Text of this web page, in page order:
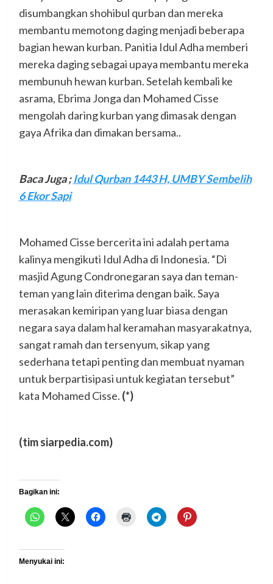
disumbangkan shohibul qurban dan mereka
membantu memotong daging menjadi beberapa
bagian hewan kurban. Panitia Idul Adha memberi
mereka daging sebagai upaya membantu mereka
membunuh hewan kurban. Setelah kembali ke
asrama, Ebrima Jonga dan Mohamed Cisse
mengolah daring kurban yang dimasak dengan
gaya Afrika dan dimakan bersama..
Baca Juga ;Idul Qurban 1443 H, UMBY Sembelih
6 Ekor Sapi
Mohamed Cisse bercerita ini adalah pertama
kalinya mengikuti Idul Adha di Indonesia. “Di
masjid Agung Condronegaran saya dan teman-
teman yang lain diterima dengan baik. Saya
merasakan kemiripan yang luar biasa dengan
negara saya dalam hal keramahan masyarakatnya,
sangat ramah dan tersenyum, sikap yang
sederhana tetapi penting dan membuat nyaman
untuk berpartisipasi untuk kegiatan tersebut”
kata Mohamed Cisse. (*)
(tim siarpedia.com)
Bagikan ini:
Menyukai ini: